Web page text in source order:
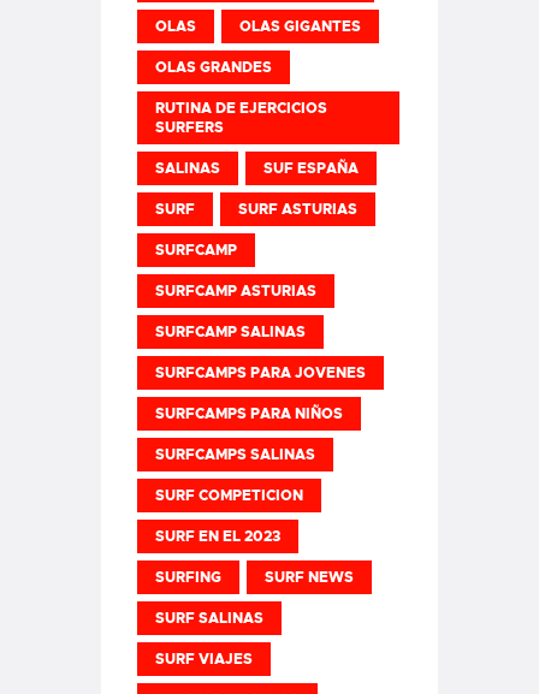
OLAS OLAS GIGANTES
OLAS GRANDES
RUTINA DE EJERCICIOS
SURFERS
SALINAS SUF ESPAÑA
SURF SURF ASTURIAS
SURFCAMP
SURFCAMP ASTURIAS
SURFCAMP SALINAS
SURFCAMPS PARA JOVENES
SURFCAMPS PARA NIÑOS
SURFCAMPS SALINAS
SURF COMPETICION
SURF EN EL 2023
SURFING SURF NEWS
SURF SALINAS
SURF VIAJES